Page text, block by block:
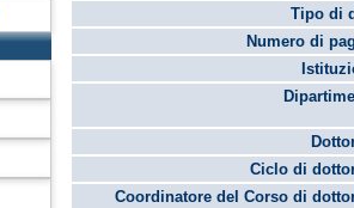
Tipo di
Numero di
Ciclo di
Coordinatore del Corso di